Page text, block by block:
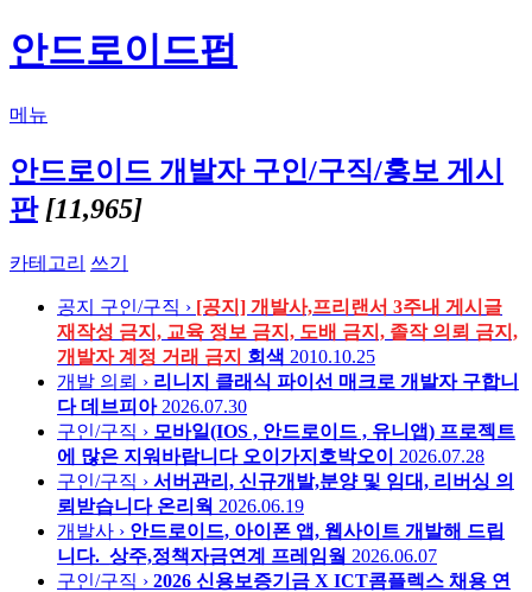
안드로이드펍
메뉴
안드로이드 개발자 구인/구직/홍보 게시
판 [11,965]
카테고리 쓰기
공지 구인/구직 › [공지] 개발사,프리랜서 3주내 게시글
재작성 금지, 교육 정보 금지, 도배 금지, 졸작 의뢰 금지,
개발자 계정 거래 금지 회색 2010.10.25
개발 의뢰 › 리니지 클래식 파이선 매크로 개발자 구합니
다 데브피아 2026.07.30
구인/구직 › 모바일(IOS , 안드로이드 , 유니앱) 프로젝트
에 많은 지워바랍니다 오이가지호박오이
2026.07.28
구인/구직 › 서버관리, 신규개발,분양 및 임대, 리버싱 의
뢰받습니다 온리웍 2026.06.19
개발사 › 안드로이드, 아이폰 앱, 웹사이트 개발해 드립
니다._상주,정책자금연계
프레임웤 2026.06.07
구인/구직 › 2026 신용보증기금 X ICT콤플렉스 채용 연